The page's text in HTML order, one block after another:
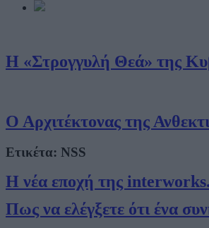
Η «Στρογγυλή Θεά» της
Ο Αρχιτέκτονας της
Η νέα εποχή της
Ετικέτα: NSS
Πως να ελέγξετε ότι ένα